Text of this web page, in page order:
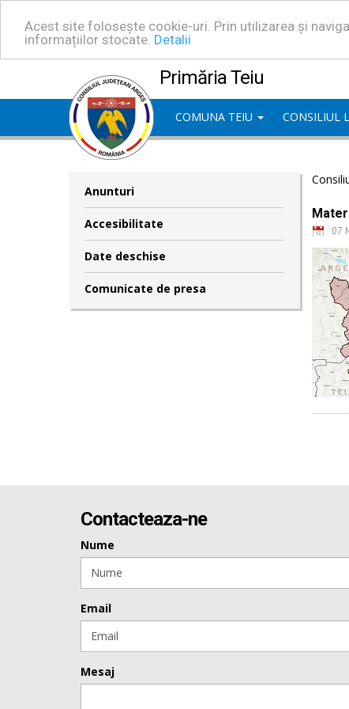
Acest site folosește cookie-uri. Prin utilizarea și
informațiilor stocate. Detalii
Primăria Teiu
COMUNA TEIU CONSILIUL
Anunturi
Accesibilitate
Date deschise
Comunicate de presa
07
Contacteaza-ne
Nume
Email
Mesaj